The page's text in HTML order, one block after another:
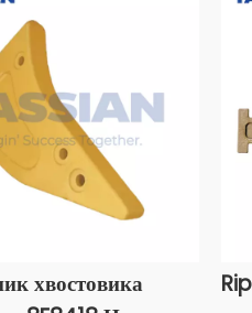
хвостовика